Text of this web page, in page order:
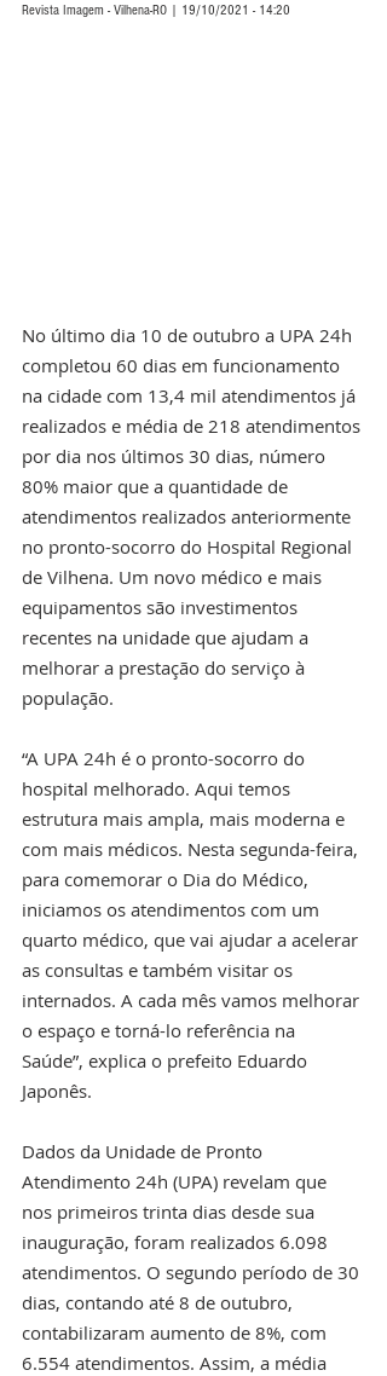
Revista Imagem - Vilhena-RO | 19/10/2021 - 14:20
No último dia 10 de outubro a UPA 24h
completou 60 dias em funcionamento
na cidade com 13,4 mil atendimentos já
realizados e média de 218 atendimentos
por dia nos últimos 30 dias, número
80% maior que a quantidade de
atendimentos realizados anteriormente
no pronto-socorro do Hospital Regional
de Vilhena. Um novo médico e mais
equipamentos são investimentos
recentes na unidade que ajudam a
melhorar a prestação do serviço à
população.
“A UPA 24h é o pronto-socorro do
hospital melhorado. Aqui temos
estrutura mais ampla, mais moderna e
com mais médicos. Nesta segunda-feira,
para comemorar o Dia do Médico,
iniciamos os atendimentos com um
quarto médico, que vai ajudar a acelerar
as consultas e também visitar os
internados. A cada mês vamos melhorar
o espaço e torná-lo referência na
Saúde”, explica o prefeito Eduardo
Japonês.
Dados da Unidade de Pronto
Atendimento 24h (UPA) revelam que
nos primeiros trinta dias desde sua
inauguração, foram realizados 6.098
atendimentos. O segundo período de 30
dias, contando até 8 de outubro,
contabilizaram aumento de 8%, com
6.554 atendimentos. Assim, a média